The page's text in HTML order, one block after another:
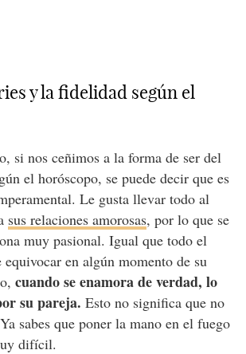
y la fidelidad según el
si nos ceñimos a la forma de ser del
el horóscopo, se puede decir que es
Le gusta llevar todo al
sus relaciones amorosas, por lo que se
muy pasional. Igual que todo el
equivocar en algún momento de su
cuando se enamora de verdad, lo
su pareja. Esto no significa que no
sabes que poner la mano en el fuego
difícil.